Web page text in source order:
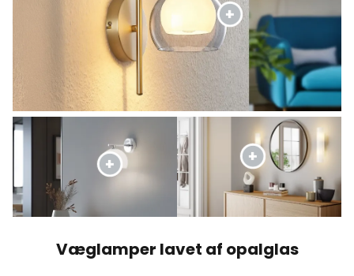
Væglamper lavet af opalglas